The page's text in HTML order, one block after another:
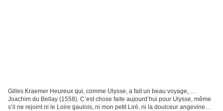
Gilles Kraemer Heureux qui, comme Ulysse, a fait un beau voyage, …
Joachim du Bellay (1558). C’est chose faite aujourd’hui pour Ulysse, même
s’il ne rejoint ni le Loire gaulois, ni mon petit Liré, ni la doulceur angevine